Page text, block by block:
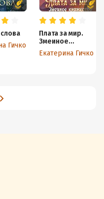
Гичко
Плата за мир.
Змеиное
княжество
Екатерина Гичко